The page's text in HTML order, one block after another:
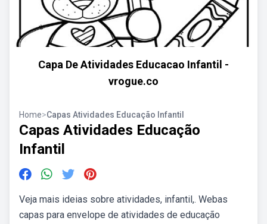
Capa De Atividades Educacao Infantil -
vrogue.co
Home>Capas Atividades Educação Infantil
Capas Atividades Educação
Infantil
Veja mais ideias sobre atividades, infantil,. Webas
capas para envelope de atividades de educação